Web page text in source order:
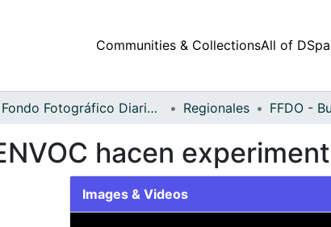
Communities & CollectionsAll of
Fondo Fotográfico Diario Occidente Regionales FFDO -
hacen
Images & Videos